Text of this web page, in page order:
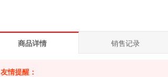
商品详情 销售记录
友情提醒：